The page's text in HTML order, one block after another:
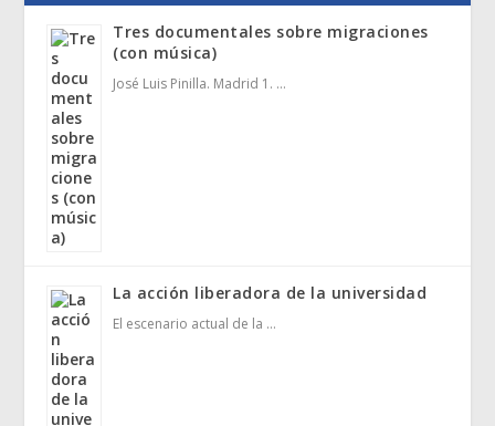
Tres documentales sobre migraciones
(con música)
José Luis Pinilla. Madrid 1. …
La acción liberadora de la universidad
El escenario actual de la …